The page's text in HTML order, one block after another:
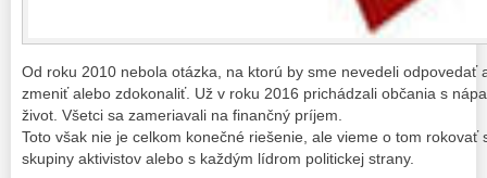
Od roku 2010 nebola otázka, na ktorú by sme nevedeli odpovedať
zmeniť alebo zdokonaliť. Už v roku 2016 prichádzali občania s
život. Všetci sa zameriavali na finančný príjem.
Toto však nie je celkom konečné riešenie, ale vieme o tom rokovať
skupiny aktivistov alebo s každým lídrom politickej strany.